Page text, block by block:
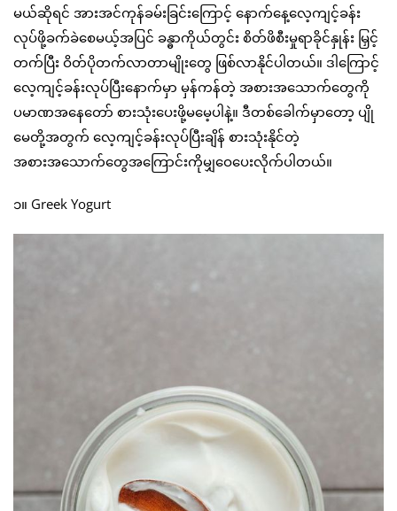
မယ်ဆိုရင် အားအင်ကုန်ခမ်းခြင်းကြောင့် နောက်နေ့လေ့ကျင့်ခန်း
လုပ်ဖို့ခက်ခဲစေမယ့်အပြင် ခန္ဓာကိုယ်တွင်း စိတ်ဖိစီးမှုရာခိုင်နှုန်း မြှင့်
တက်ပြီး ဝိတ်ပိုတက်လာတာမျိုးတွေ ဖြစ်လာနိုင်ပါတယ်။ ဒါကြောင့်
လေ့ကျင့်ခန်းလုပ်ပြီးနောက်မှာ မှန်ကန်တဲ့ အစားအသောက်တွေကို
ပမာဏအနေတော် စားသုံးပေးဖို့မမေ့ပါနဲ့။ ဒီတစ်ခေါက်မှာတော့ ပျို
မေတို့အတွက် လေ့ကျင့်ခန်းလုပ်ပြီးချိန် စားသုံးနိုင်တဲ့
အစားအသောက်တွေအကြောင်းကိုမျှဝေပေးလိုက်ပါတယ်။
၁။ Greek Yogurt